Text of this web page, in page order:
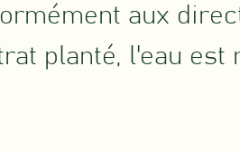
aux
planté, l'eau est